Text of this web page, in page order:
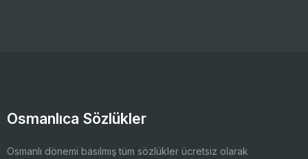
Osmanlıca Sözlükler
Osmanlı dönemi basılmış tüm sözlükler ücretsiz olarak